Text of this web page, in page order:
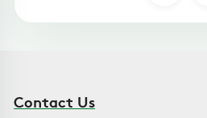
Contact Us